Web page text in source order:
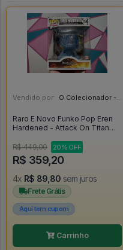
Vendido por: O Colecionador - SP
Raro E Novo Funko Pop Eren
Hardened - Attack On Titan
R$ 449,00
20% OFF
R$ 359,20
4x R$ 89,80 sem juros
Frete Grátis
Aqui tem cupom
Carrinho